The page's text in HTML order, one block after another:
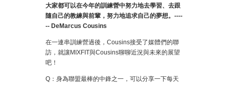
大家都可以在今年的訓練營中努力地去學習、去跟
隨自己的教練與前輩，努力地追求自己的夢想。 ----
-- DeMarcus Cousins
在一連串訓練營過後，Cousins接受了媒體們的聯
訪，就讓MIXFIT與Cousins聊聊近況與未來的展望
吧！
Q：身為聯盟最棒的中鋒之一，可以分享一下每天